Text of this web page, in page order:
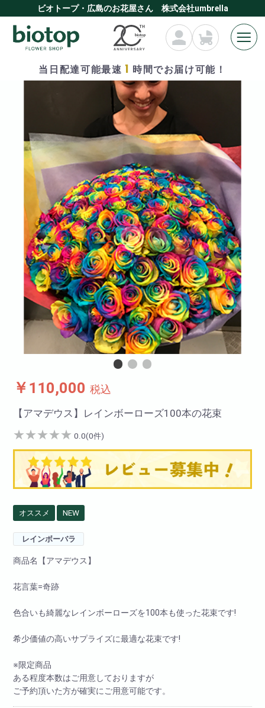
ビオトープ・広島のお花屋さん 株式会社umbrella
当日配達可能最速 1 時間でお届け可能！
￥110,000 税込
【アマデウス】レインボーローズ100本の花束
★★★★★ 0.0(0件)
オススメ NEW
レインボーバラ
商品名【アマデウス】
花言葉=奇跡
色合いも綺麗なレインボーローズを100本も使った花束です!
希少価値の高いサプライズに最適な花束です!
※限定商品
ある程度本数はご用意しておりますが
ご予約頂いた方が確実にご用意可能です。